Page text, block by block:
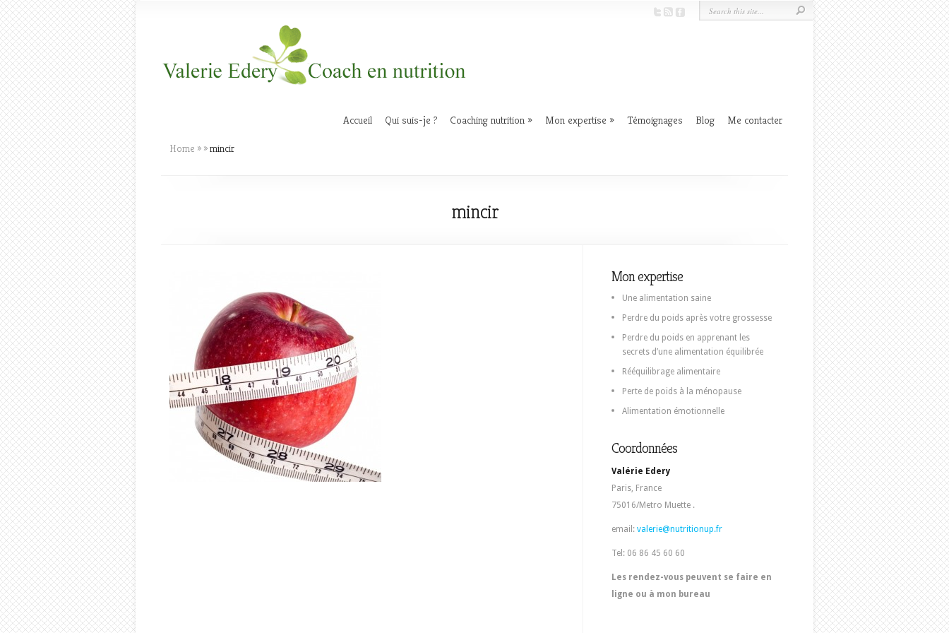
Accueil Qui suis-je ? Coaching nutrition Mon expertise Témoignages Blog Me contacter
Home » »mincir
mincir
Mon expertise
Une alimentation saine
Perdre du poids après votre grossesse
Perdre du poids en apprenant les
secrets d’une alimentation équilibrée
Rééquilibrage alimentaire
Perte de poids à la ménopause
Alimentation émotionnelle
Coordonnées
Valérie Edery
Paris, France
75016/Metro Muette .
email: valerie@nutritionup.fr
Tel: 06 86 45 60 60
Les rendez-vous peuvent se faire en
ligne ou à mon bureau